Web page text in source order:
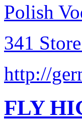
Polish
341
http://
FLY